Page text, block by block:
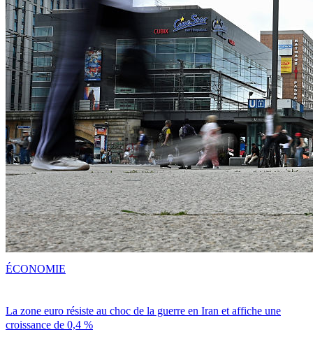
La zone euro résiste au choc de la guerre en Iran et affiche une
croissance de 0,4 %
ÉCONOMIE